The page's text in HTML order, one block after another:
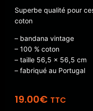
Superbe qualité pour
coton
– bandana vintage
– 100 % coton
– taille 56,5 x 56,5 cm
– fabriqué au Portugal
19.00€ TTC